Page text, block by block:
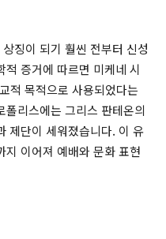
징이 되기 훨씬 전부터 신성
증거에 따르면 미케네 시
적 목적으로 사용되었다는
리스에는 그리스 판테온의
제단이 세워졌습니다. 이 유
지 이어져 예배와 문화 표현